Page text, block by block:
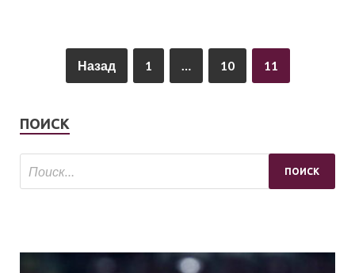
Назад 1 … 10 11
ПОИСК